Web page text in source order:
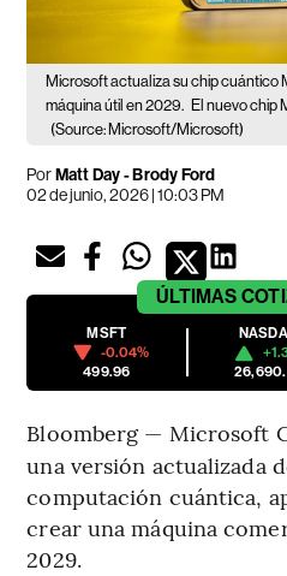
Microsoft actualiza su chip cuántico
máquina útil en 2029. El nuevo chip
(Source: Microsoft/Microsoft)
PorMatt Day - Brody Ford
02 de junio, 2026 | 10:03 PM
ÚLTIMAS
MSFT
-0.04%
499.96
Bloomberg — Microsoft
una versión actualizada
computación cuántica,
crear una máquina
2029.